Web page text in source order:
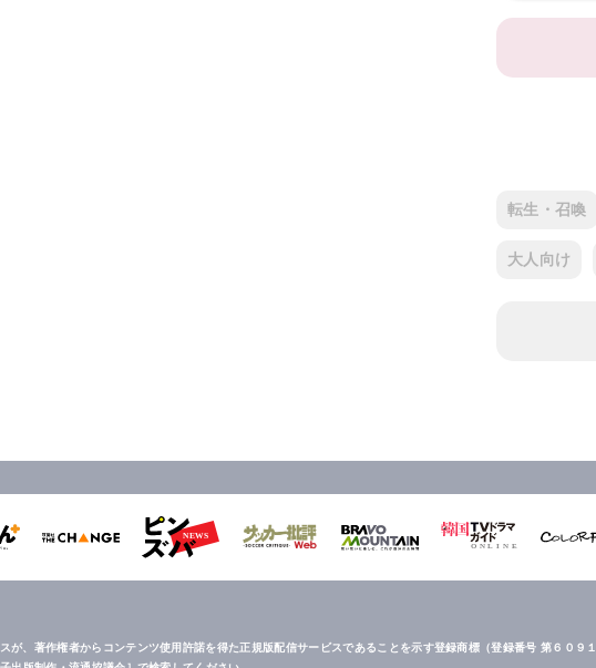
転生・召喚
大人向け
が、著作権者からコンテンツ使用許諾を得た正規版配信サービスであることを示す登録商標（登録番号 第６０９１